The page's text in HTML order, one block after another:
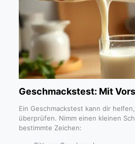
Geschmackstest: Mit
Ein Geschmackstest kann dir
überprüfen. Nimm einen kleinen
bestimmte Zeichen: